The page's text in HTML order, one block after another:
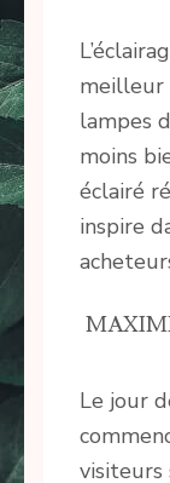
meilleur
lampes
moins
éclairé
inspire
Le jour
visiteurs